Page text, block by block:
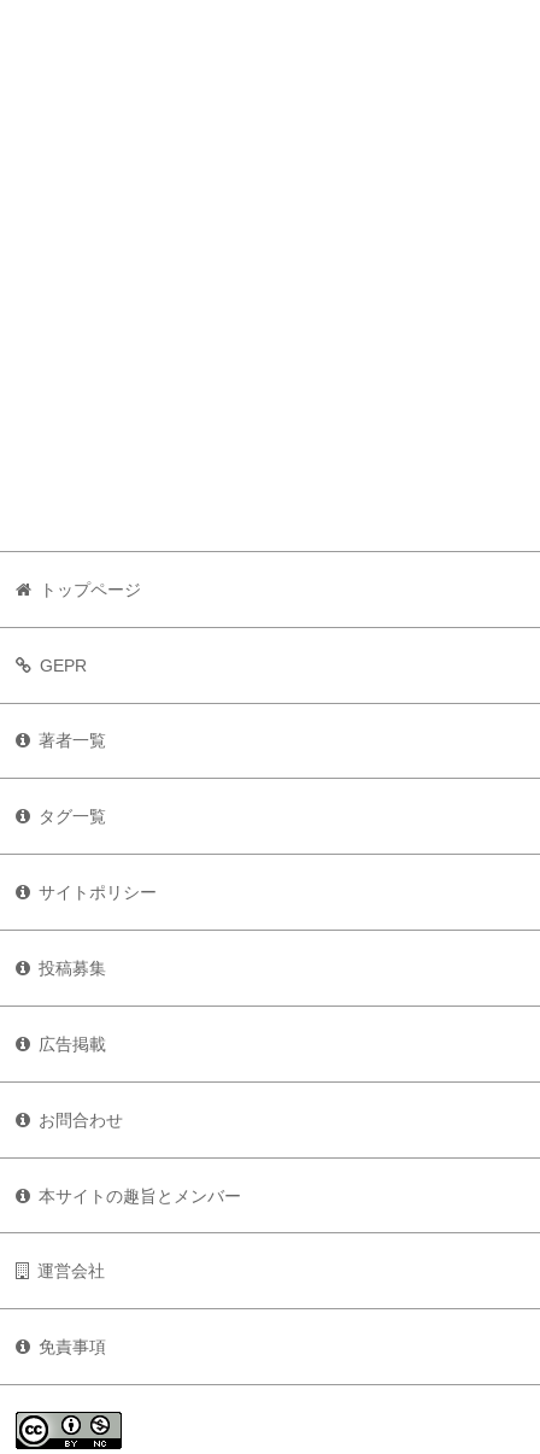
トップページ
GEPR
著者一覧
タグ一覧
サイトポリシー
投稿募集
広告掲載
お問合わせ
本サイトの趣旨とメンバー
運営会社
免責事項